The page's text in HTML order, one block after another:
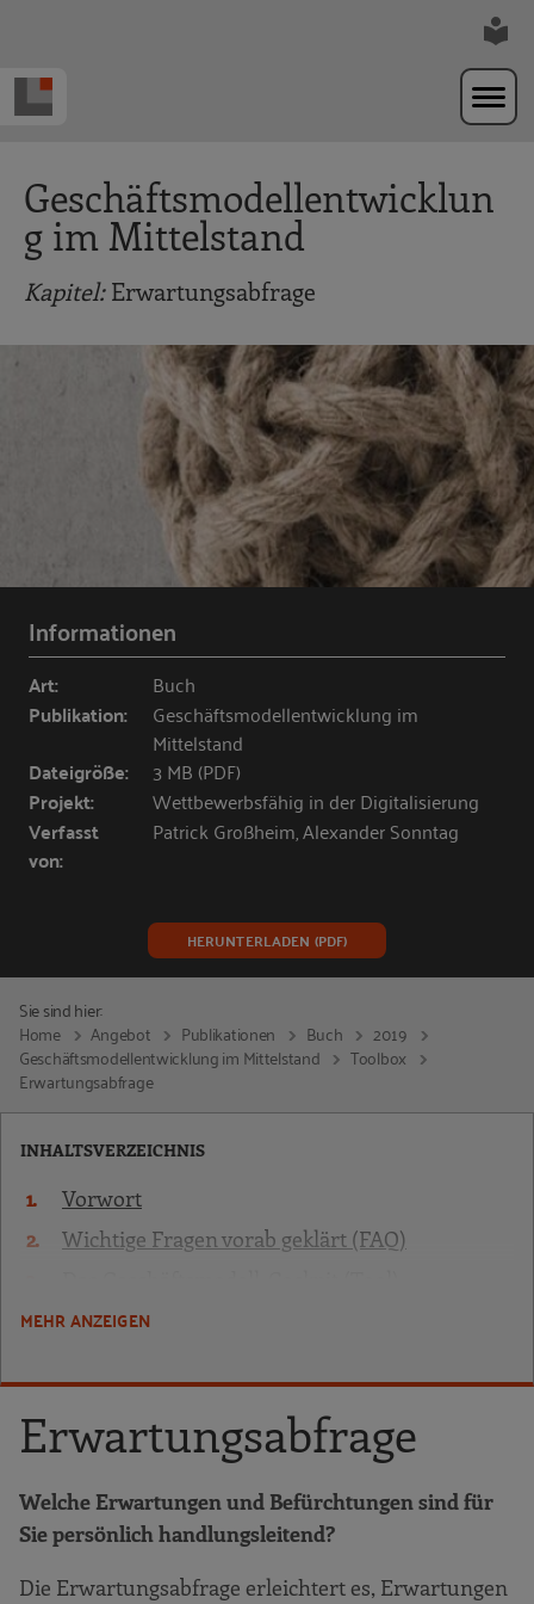
Geschäftsmodellentwicklun
g im Mittelstand
Kapitel:Erwartungsabfrage
Informationen
Art: Buch
Publikation:
Geschäftsmodellentwicklung im
Mittelstand
Dateigröße: 3 MB (PDF)
Projekt: Wettbewerbsfähig in der Digitalisierung
Verfasst
von:
Patrick Großheim, Alexander Sonntag
HERUNTERLADEN (PDF)
Sie sind hier:
Home
Angebot Publikationen Buch
2019
Geschäftsmodellentwicklung im Mittelstand
Toolbox
Erwartungsabfrage
INHALTSVERZEICHNIS
Vorwort
Wichtige Fragen vorab geklärt (FAQ)
Veränderungsprinzipien
Phase 2: „Sortieren & Verdichten“
Phase 4: „Organisieren & Umsetzen“
MEHR ANZEIGEN
Erwartungsabfrage
Welche Erwartungen und Befürchtungen sind für
Sie persönlich handlungsleitend?
Die Erwartungsabfrage erleichtert es, Erwartungen